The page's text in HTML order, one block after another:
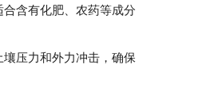
含有化肥、农药等成分
压力和外力冲击，确保